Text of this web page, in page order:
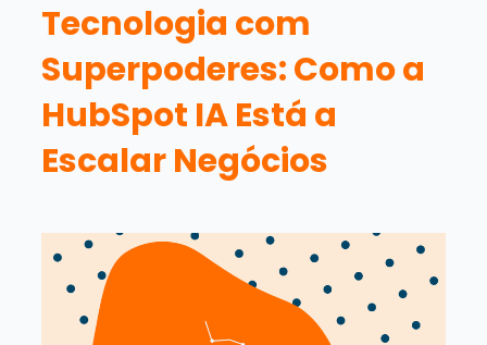
Tecnologia com
Superpoderes: Como a
HubSpot IA Está a
Escalar Negócios